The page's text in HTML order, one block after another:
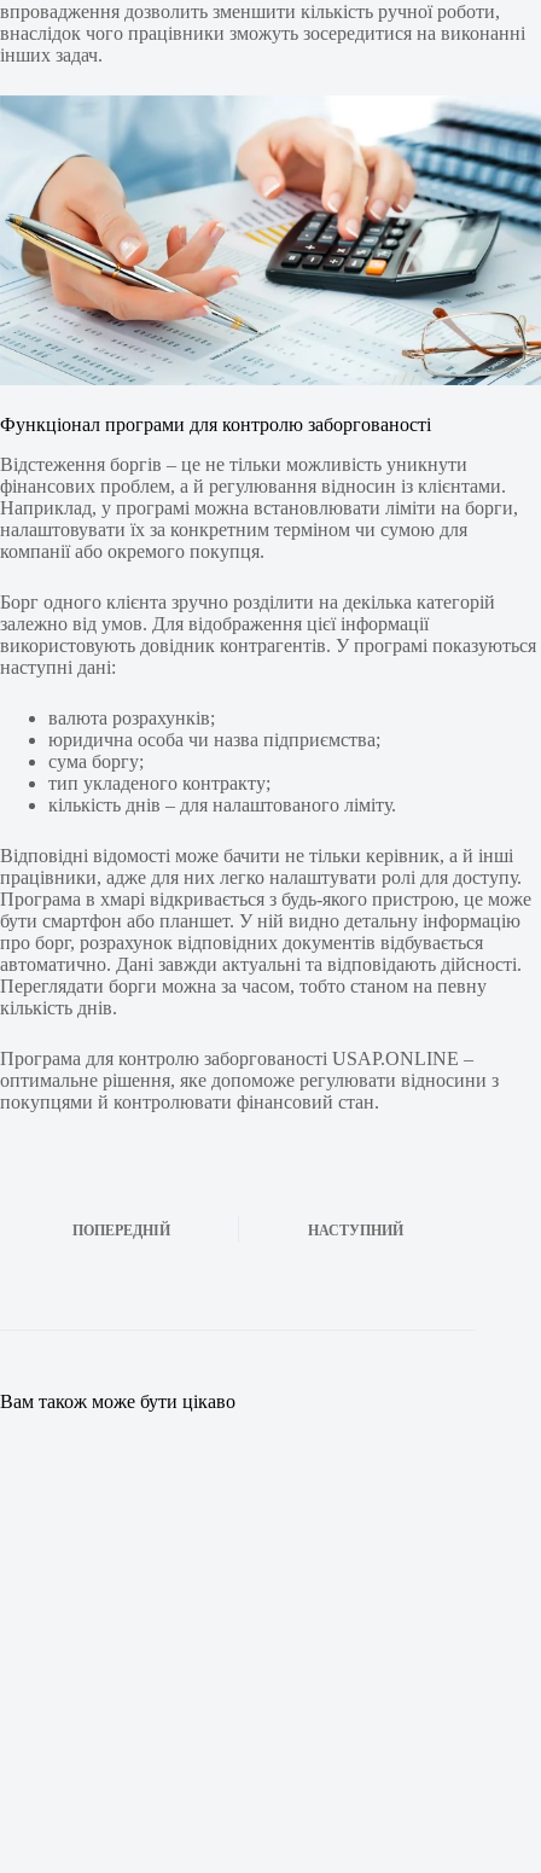
впровадження дозволить зменшити кількість ручної роботи,
внаслідок чого працівники зможуть зосередитися на виконанні
інших задач.
Функціонал програми для контролю заборгованості
Відстеження боргів – це не тільки можливість уникнути
фінансових проблем, а й регулювання відносин із клієнтами.
Наприклад, у програмі можна встановлювати ліміти на борги,
налаштовувати їх за конкретним терміном чи сумою для
компанії або окремого покупця.
Борг одного клієнта зручно розділити на декілька категорій
залежно від умов. Для відображення цієї інформації
використовують довідник контрагентів. У програмі показуються
наступні дані:
валюта розрахунків;
юридична особа чи назва підприємства;
сума боргу;
тип укладеного контракту;
кількість днів – для налаштованого ліміту.
Відповідні відомості може бачити не тільки керівник, а й інші
працівники, адже для них легко налаштувати ролі для доступу.
Програма в хмарі відкривається з будь-якого пристрою, це може
бути смартфон або планшет. У ній видно детальну інформацію
про борг, розрахунок відповідних документів відбувається
автоматично. Дані завжди актуальні та відповідають дійсності.
Переглядати борги можна за часом, тобто станом на певну
кількість днів.
Програма для контролю заборгованості USAP.ONLINE –
оптимальне рішення, яке допоможе регулювати відносини з
покупцями й контролювати фінансовий стан.
ПОПЕРЕДНІЙ НАСТУПНИЙ
Вам також може бути цікаво